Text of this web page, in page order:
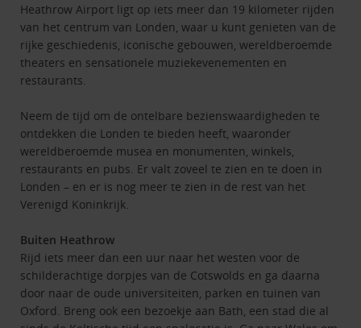
Heathrow Airport ligt op iets meer dan 19 kilometer rijden
van het centrum van Londen, waar u kunt genieten van de
rijke geschiedenis, iconische gebouwen, wereldberoemde
theaters en sensationele muziekevenementen en
restaurants.
Neem de tijd om de ontelbare bezienswaardigheden te
ontdekken die Londen te bieden heeft, waaronder
wereldberoemde musea en monumenten, winkels,
restaurants en pubs. Er valt zoveel te zien en te doen in
Londen – en er is nog meer te zien in de rest van het
Verenigd Koninkrijk.
Buiten Heathrow
Rijd iets meer dan een uur naar het westen voor de
schilderachtige dorpjes van de Cotswolds en ga daarna
door naar de oude universiteiten, parken en tuinen van
Oxford. Breng ook een bezoekje aan Bath, een stad die al